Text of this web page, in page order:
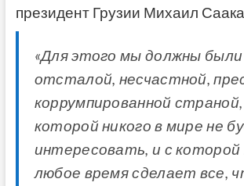
президент Грузии Михаил
«Для этого мы должны
отсталой, несчастной,
коррумпированной
которой никого в мире не
интересовать, и с которой
любое время сделает все,